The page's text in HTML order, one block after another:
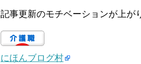
記事更新のモチベーションが上が
にほんブログ村